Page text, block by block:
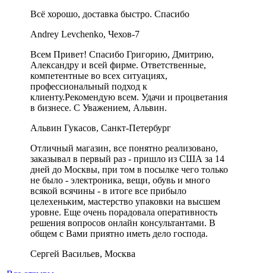
Всё хорошо, доставка быстро. Спасибо
Andrey Levchenko, Чехов-7
Всем Привет! Спасибо Григорию, Дмитрию,
Александру и всей фирме. Ответственные,
компетентные во всех ситуациях,
профессиональный подход к
клиенту.Рекомендую всем. Удачи и процветания
в бизнесе. С Уважением, Альвин.
Альвин Гукасов, Санкт-Петербург
Отличный магазин, все понятно реализовано,
заказывал в первый раз - пришло из США за 14
дней до Москвы, при том в посылке чего только
не было - электроника, вещи, обувь и много
всякой всячины - в итоге все прибыло
целехеньким, мастерство упаковки на высшем
уровне. Еще очень порадовала оперативность
решения вопросов онлайн консультантами. В
общем с Вами приятно иметь дело господа.
Сергей Васильев, Москва